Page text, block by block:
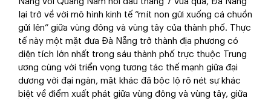
lại trở về với mô hình kinh tế “mít non gửi xuống cá chuồn
gửi lên” giữa vùng đông và vùng tây của thành phố. Thực
tế này một mặt đưa Đà Nẵng trở thành địa phương có
diện tích lớn nhất trong sáu thành phố trực thuộc Trung
ương cùng với triển vọng tương tác thế mạnh giữa đại
dương với đại ngàn, mặt khác đã bộc lộ rõ nét sự khác
biệt về điểm xuất phát giữa vùng đông và vùng tây, giữa